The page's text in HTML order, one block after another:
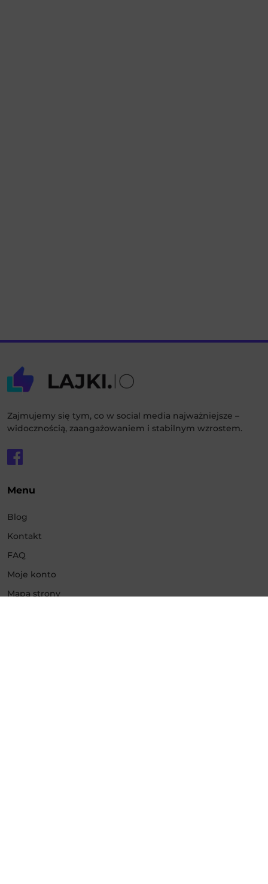
Zajmujemy się tym, co w social media najważniejsze –
widocznością, zaangażowaniem i stabilnym wzrostem.
Menu
Blog
Kontakt
FAQ
Moje konto
Mapa strony